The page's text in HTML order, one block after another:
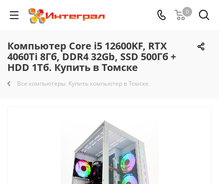
0
Компьютер Core i5 12600KF, RTX
4060Ti 8Гб, DDR4 32Gb, SSD 500Гб +
HDD 1Тб. Купить в Томске
Все компьютеры. Купить компьютер в Томске